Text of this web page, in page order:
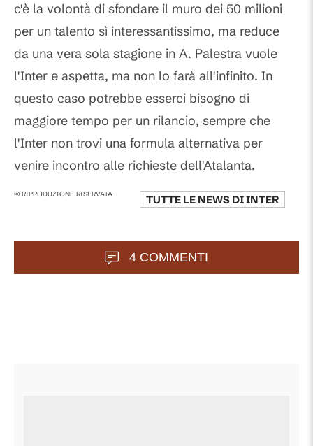
c'è la volontà di sfondare il muro dei 50 milioni
per un talento sì interessantissimo, ma reduce
da una vera sola stagione in A. Palestra vuole
l'Inter e aspetta, ma non lo farà all'infinito. In
questo caso potrebbe esserci bisogno di
maggiore tempo per un rilancio, sempre che
l'Inter non trovi una formula alternativa per
venire incontro alle richieste dell'Atalanta.
© RIPRODUZIONE RISERVATA TUTTE LE NEWS DIINTER
4 COMMENTI